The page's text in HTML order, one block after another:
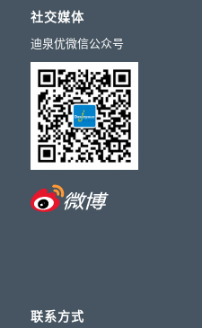
社交媒体
迪泉优微信公众号
联系方式